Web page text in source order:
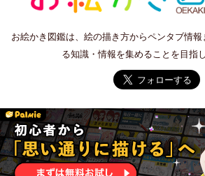
お絵かき図鑑は、絵の描き方からペンタブ情
る知識・情報を集めることを目指